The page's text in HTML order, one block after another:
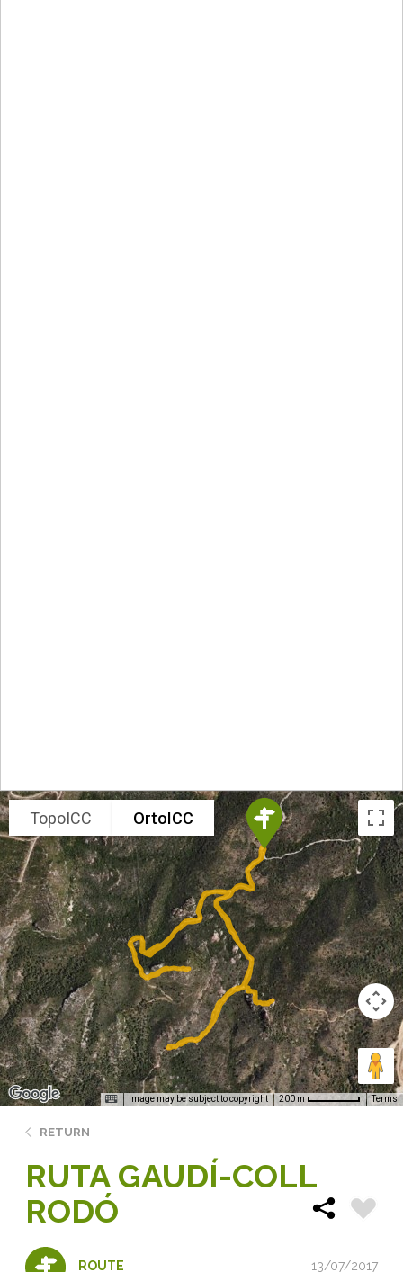
TopoICC OrtoICC
Image may be subject to copyright 200 m Terms
RETURN
RUTA GAUDÍ-COLL
RODÓ
ROUTE 13/07/2017